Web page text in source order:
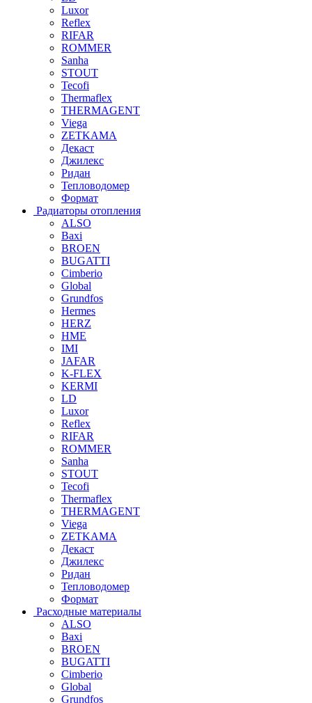
Luxor
Reflex
RIFAR
ROMMER
Sanha
STOUT
Tecofi
Thermaflex
THERMAGENT
Viega
ZETKAMA
Декаст
Джилекс
Ридан
Тепловодомер
Формат
Радиаторы отопления
ALSO
Baxi
BROEN
BUGATTI
Cimberio
Global
Grundfos
Hermes
HERZ
HME
IMI
JAFAR
K-FLEX
KERMI
LD
Luxor
Reflex
RIFAR
ROMMER
Sanha
STOUT
Tecofi
Thermaflex
THERMAGENT
Viega
ZETKAMA
Декаст
Джилекс
Ридан
Тепловодомер
Формат
Расходные материалы
ALSO
Baxi
BROEN
BUGATTI
Cimberio
Global
Grundfos